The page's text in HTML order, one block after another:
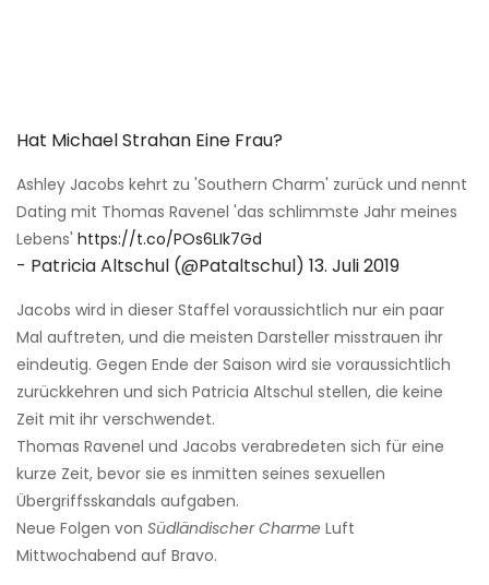
Hat Michael Strahan Eine Frau?
Ashley Jacobs kehrt zu 'Southern Charm' zurück und nennt
Dating mit Thomas Ravenel 'das schlimmste Jahr meines
Lebens' https://t.co/POs6LIk7Gd
- Patricia Altschul (@Pataltschul) 13. Juli 2019
Jacobs wird in dieser Staffel voraussichtlich nur ein paar
Mal auftreten, und die meisten Darsteller misstrauen ihr
eindeutig. Gegen Ende der Saison wird sie voraussichtlich
zurückkehren und sich Patricia Altschul stellen, die keine
Zeit mit ihr verschwendet.
Thomas Ravenel und Jacobs verabredeten sich für eine
kurze Zeit, bevor sie es inmitten seines sexuellen
Übergriffsskandals aufgaben.
Neue Folgen von Südländischer Charme Luft
Mittwochabend auf Bravo.